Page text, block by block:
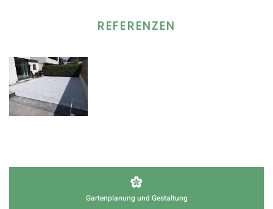
REFERENZEN
Gartenplanung und Gestaltung